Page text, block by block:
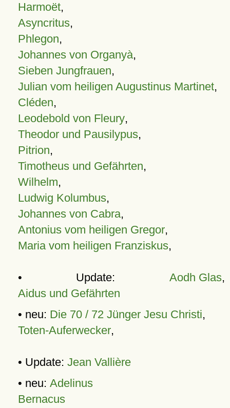
Harmoët,
Asyncritus,
Phlegon,
Johannes von Organyà,
Sieben Jungfrauen,
Julian vom heiligen Augustinus Martinet,
Cléden,
Leodebold von Fleury,
Theodor und Pausilypus,
Pitrion,
Timotheus und Gefährten,
Wilhelm,
Ludwig Kolumbus,
Johannes von Cabra,
Antonius vom heiligen Gregor,
Maria vom heiligen Franziskus,
• Update: Aodh Glas,
Aidus und Gefährten
• neu: Die 70 / 72 Jünger Jesu Christi,
Toten-Auferwecker,
• Update: Jean Vallière
• neu: Adelinus
Bernacus